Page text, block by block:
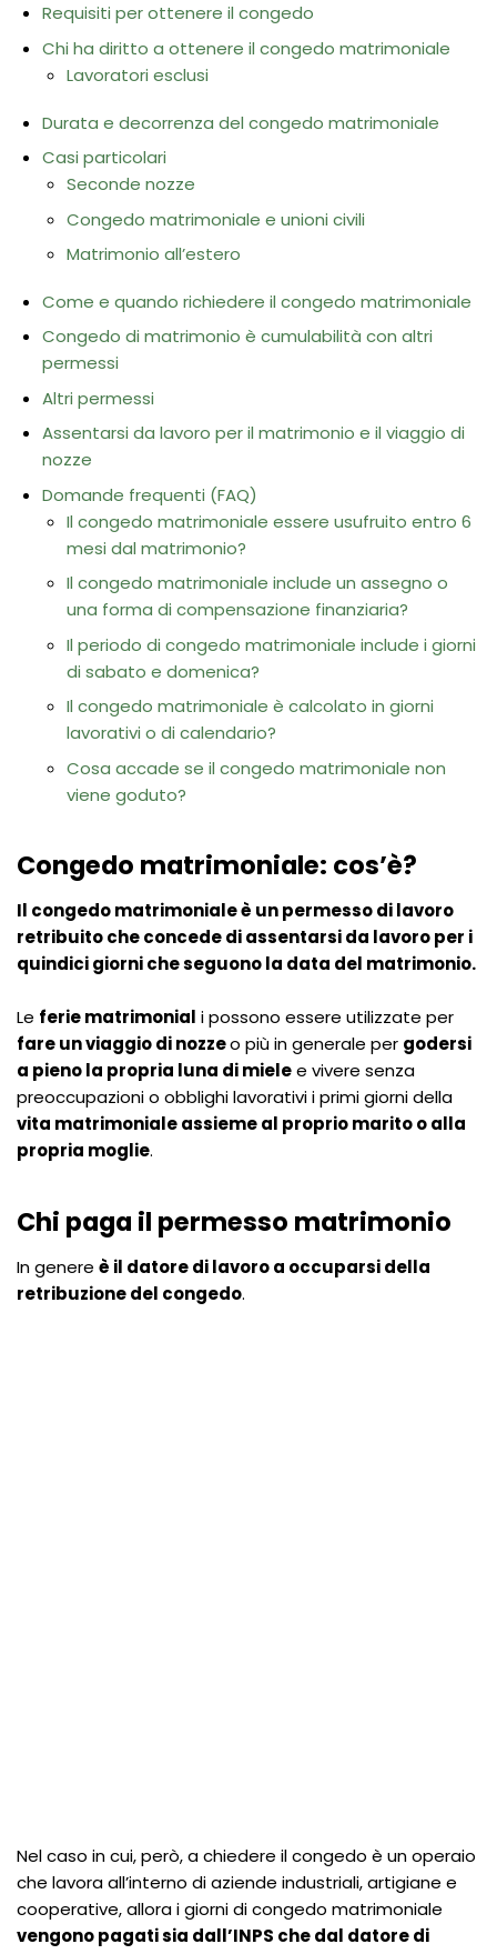
Requisiti per ottenere il congedo
Chi ha diritto a ottenere il congedo matrimoniale
Lavoratori esclusi
Durata e decorrenza del congedo matrimoniale
Casi particolari
Seconde nozze
Congedo matrimoniale e unioni civili
Matrimonio all’estero
Come e quando richiedere il congedo matrimoniale
Congedo di matrimonio è cumulabilità con altri
permessi
Altri permessi
Assentarsi da lavoro per il matrimonio e il viaggio di
nozze
Domande frequenti (FAQ)
Il congedo matrimoniale essere usufruito entro 6
mesi dal matrimonio?
Il congedo matrimoniale include un assegno o
una forma di compensazione finanziaria?
Il periodo di congedo matrimoniale include i giorni
di sabato e domenica?
Il congedo matrimoniale è calcolato in giorni
lavorativi o di calendario?
Cosa accade se il congedo matrimoniale non
viene goduto?
Congedo matrimoniale: cos’è?
Il congedo matrimoniale è un permesso di lavoro
retribuito che concede di assentarsi da lavoro per i
quindici giorni che seguono la data del matrimonio.
Le ferie matrimonial i possono essere utilizzate per
fare un viaggio di nozzeo più in generale per godersi
a pieno la propria luna di mielee vivere senza
preoccupazioni o obblighi lavorativi i primi giorni della
vita matrimoniale assieme al proprio marito o alla
propria moglie.
Chi paga il permesso matrimonio
In genere è il datore di lavoro a occuparsi della
retribuzione del congedo.
Nel caso in cui, però, a chiedere il congedo è un operaio
che lavora all’interno di aziende industriali, artigiane e
cooperative, allora i giorni di congedo matrimoniale
vengono pagati sia dall’INPS che dal datore di